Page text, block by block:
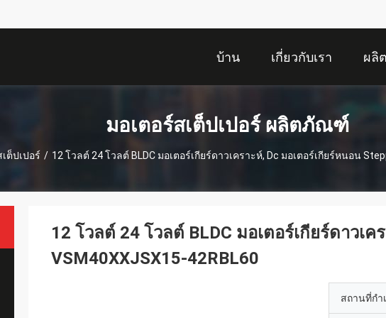
บ้าน เกี่ยวกับเรา ผลิ
มอเตอร์สเต็ปเปอร์ ผลิตภัณฑ์
ต็ปเปอร์ / 12 โวลต์ 24 โวลต์ BLDC มอเตอร์เกียร์ดาวเคราะห์, Dc มอเตอร์เกียร์หนอน
12 โวลต์ 24 โวลต์ BLDC มอเตอร์เกียร์ดาวเ
VSM40XXJSX15-42RBL60
สถานที่กำ